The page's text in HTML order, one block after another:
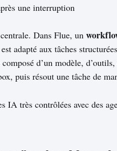
une interruption
Dans Flue, un
adapté aux tâches
d’un modèle, d’outils,
puis résout une tâche de
IA très contrôlées avec des